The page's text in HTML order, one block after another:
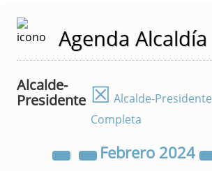
Agenda Alcaldía
Alcalde-
Presidente ☒ Alcalde-Presidente
Completa
Febrero 2024